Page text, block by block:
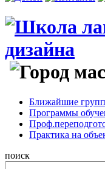
Ближайшие
Программы
Практика на
поиск